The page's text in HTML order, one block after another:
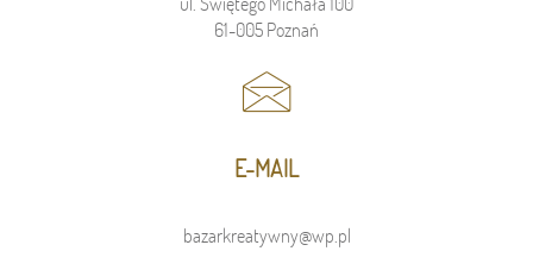
61-005 Poznań
E-MAIL
bazarkreatywny@wp.pl